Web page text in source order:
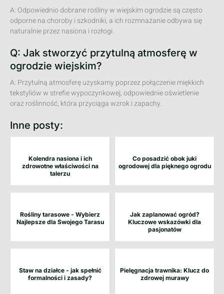
A: Odpowiednio dobrane rośliny w wiejskim ogrodzie są często
odporne na choroby i szkodniki, a ich rozmnażanie odbywa się
naturalnie przez nasiona i rozłogi.
Q: Jak stworzyć przytulną atmosferę w
ogrodzie wiejskim?
A: Przytulną atmosferę uzyskamy poprzez połączenie miękkich
tekstyliów w strefie wypoczynkowej, odpowiednie oświetlenie
oraz roślinność, która przyciąga wzrok i zapachy.
Inne posty:
Kolendra nasiona i ich
zdrowotne właściwości na
talerzu
Co posadzić obok juki
ogrodowej dla pięknego ogrodu
Rośliny tarasowe - Wybierz
Najlepsze dla Swojego Tarasu
Jak zaplanować ogród?
Kluczowe wskazówki dla
pasjonatów
Staw na działce - jak spełnić
formalności i zasady?
Pielęgnacja trawnika: Klucz do
zdrowej murawy